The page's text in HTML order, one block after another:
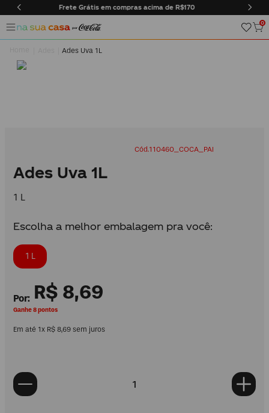
de R$170 Entregas somente na cidade do Rio de
0
Ades Uva 1L
110460_COCA_PAI
Ades Uva 1L
1 L
Escolha a melhor embalagem pra você:
1 L
R$ 8,69
Ganhe 8 pontos
Em até 1x R$ 8,69 sem juros